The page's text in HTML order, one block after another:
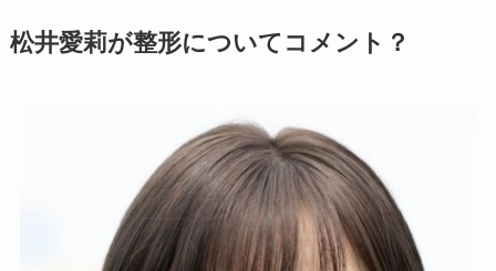
松井愛莉が整形についてコメント？